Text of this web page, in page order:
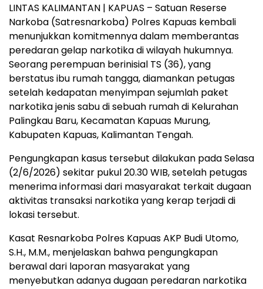
LINTAS KALIMANTAN | KAPUAS – Satuan Reserse
Narkoba (Satresnarkoba) Polres Kapuas kembali
menunjukkan komitmennya dalam memberantas
peredaran gelap narkotika di wilayah hukumnya.
Seorang perempuan berinisial TS (36), yang
berstatus ibu rumah tangga, diamankan petugas
setelah kedapatan menyimpan sejumlah paket
narkotika jenis sabu di sebuah rumah di Kelurahan
Palingkau Baru, Kecamatan Kapuas Murung,
Kabupaten Kapuas, Kalimantan Tengah.
Pengungkapan kasus tersebut dilakukan pada Selasa
(2/6/2026) sekitar pukul 20.30 WIB, setelah petugas
menerima informasi dari masyarakat terkait dugaan
aktivitas transaksi narkotika yang kerap terjadi di
lokasi tersebut.
Kasat Resnarkoba Polres Kapuas AKP Budi Utomo,
S.H., M.M., menjelaskan bahwa pengungkapan
berawal dari laporan masyarakat yang
menyebutkan adanya dugaan peredaran narkotika